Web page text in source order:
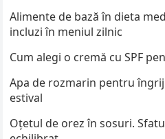
Alimente de bază în dieta
incluzi în meniul zilnic
Cum alegi o cremă cu SPF
Apa de rozmarin pentru
estival
Oțetul de orez în sosuri.